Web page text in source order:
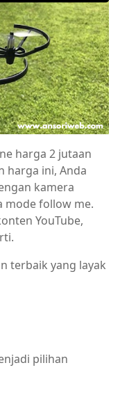
harga 2 jutaan
harga ini, Anda
kamera
mode follow me.
YouTube,
terbaik yang layak
pilihan